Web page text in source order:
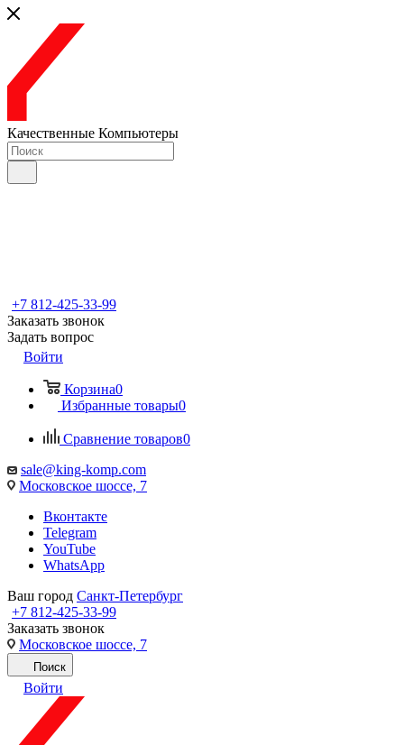
Качественные Компьютеры
+7 812-425-33-99
Заказать звонок
Задать вопрос
Войти
Корзина0
Избранные товары0
Сравнение товаров0
sale@king-komp.com
Московское шоссе, 7
Вконтакте
Telegram
YouTube
WhatsApp
Ваш город Санкт-Петербург
+7 812-425-33-99
Заказать звонок
Московское шоссе, 7
Поиск
Войти